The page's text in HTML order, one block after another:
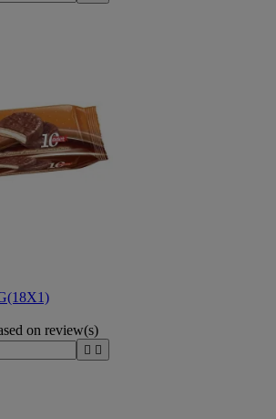
on review(s)
 